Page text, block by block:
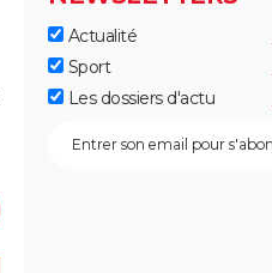
Actualité
Sport
Les dossiers d'actu